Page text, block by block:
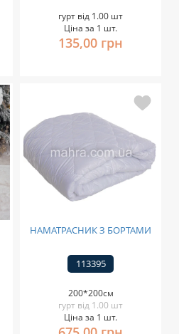
гурт від 1.00 шт
Ціна за 1 шт.
135,00 грн
НАМАТРАСНИК З БОРТАМИ
113395
200*200см
гурт від 1.00 шт
Ціна за 1 шт.